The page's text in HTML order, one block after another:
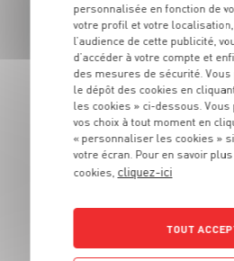
Vous souhaitez connaitre les
Grand Frais habituel ? Trouvez ci-
plus proches !
personnalisée en fonction de
votre profil et votre
l’audience de cette publicité,
d’accéder à votre compte et
des mesures de sécurité.
le dépôt des cookies en
les cookies » ci-dessous.
vos choix à tout moment en
« personnaliser les cookies »
votre écran. Pour en savoir
cookies, cliquez-ici
TOUT